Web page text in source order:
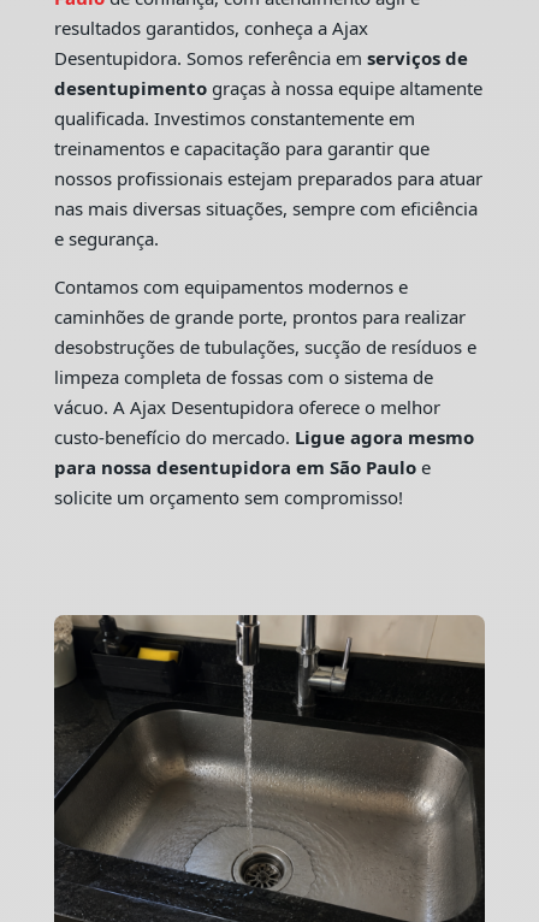
resultados garantidos, conheça a Ajax
Desentupidora. Somos referência em serviços de
desentupimentograças à nossa equipe altamente
qualificada. Investimos constantemente em
treinamentos e capacitação para garantir que
nossos profissionais estejam preparados para atuar
nas mais diversas situações, sempre com eficiência
e segurança.
Contamos com equipamentos modernos e
caminhões de grande porte, prontos para realizar
desobstruções de tubulações, sucção de resíduos e
limpeza completa de fossas com o sistema de
vácuo. A Ajax Desentupidora oferece o melhor
custo-benefício do mercado. Ligue agora mesmo
para nossa desentupidora em São Pauloe
solicite um orçamento sem compromisso!